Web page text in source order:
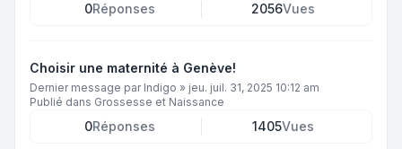
0Réponses 2056Vues
Choisir une maternité à Genève!
Dernier message par Indigo » jeu. juil. 31, 2025 10:12 am
Publié dans Grossesse et Naissance
0Réponses 1405Vues